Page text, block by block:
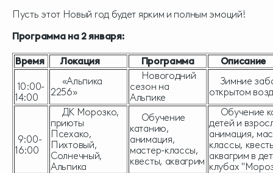
Пусть этот Новый год будет ярким и полным эмоций!
Программа на 2 января:
Время Локация Программа Описание
10:00-
14:00
«Альпика
2256»
Новогодний
сезон на
Альпике
Зимние
открытом
9:00-
16:00
ДК Морозко,
приюты
Псехако,
Пихтовый,
Солнечный,
Альпика
Обучение
катанию,
анимация,
мастер-классы,
квесты, аквагрим
Обучение
детей и
анимация,
классы,
аквагрим в
клубах